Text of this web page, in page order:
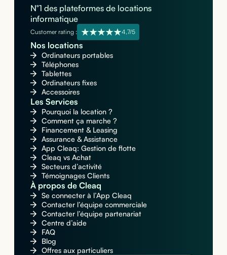
N°1 des plateformes de locations
informatique
Customer rating : 4,7/5
Nos locations
Ordinateurs portables
Téléphones
Tablettes
Ordinateurs fixes
Accessoires
Les Services
Pourquoi la location ?
Comment ça marche ?
Financement & Leasing
Assurance & Assistance
App Cleaq: Gestion de flotte
Cleaq vs Achat
Secteurs d’activité
Témoignages Clients
À propos de Cleaq
Se connecter à l’App Cleaq
Contacter l’équipe commerciale
Contacter l’équipe partenariat
Centre d’aide
FAQ
Blog
Offres aux particuliers